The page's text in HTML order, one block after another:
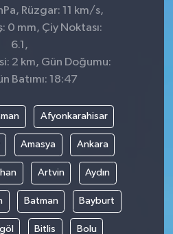
Rüzgar: 11 km/s,
0 mm, Çiy Noktası:
6.1,
2 km, Gün Doğumu:
Batımı: 18:47
Afyonkarahisar
Amasya Ankara
Artvin Aydın
Batman Bayburt
Bitlis Bolu